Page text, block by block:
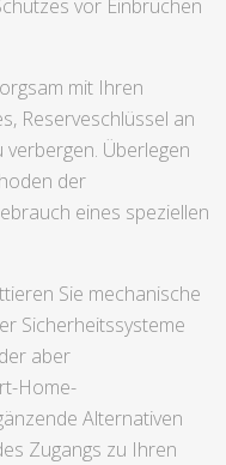
vor Einbrüchen
mit Ihren
Reserveschlüssel an
Überlegen
der
eines speziellen
Sie mechanische
Sicherheitssysteme
aber
Home-
Alternativen
Zugangs zu Ihren